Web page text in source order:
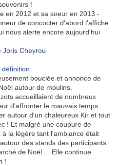
!
en 2012 et sa soeur en 2013 -
de concocter d'abord l'affiche
nous alerte encore aujourd'hui
bouclée et annonce de
autour de moulins.
accueillaient de nombreux
d'affronter le mauvais temps
autour d'un chaleureux Kir et tout
! Et malgré une coupure de
la légère tant l'ambiance était
des stands des participants
de Noël ... Elle continue
!